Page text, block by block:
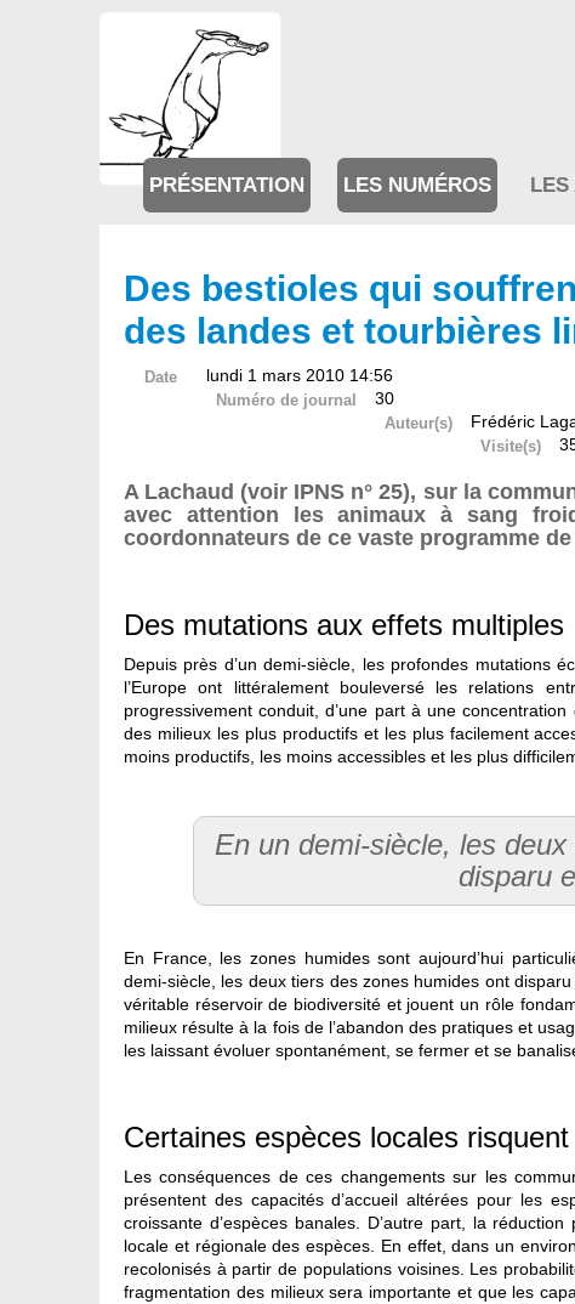
PRÉSENTATION LES NUMÉROS
Des bestioles qui
des landes et tourbières
Date lundi 1 mars 2010 14:56
Numéro de journal 30
Auteur(s) Frédéric
Visite(s)
A Lachaud (voir IPNS n° 25), sur la
avec attention les animaux à sang
coordonnateurs de ce vaste programme
Des mutations aux effets multiples
Depuis près d’un demi-siècle, les profondes mutations
l’Europe ont littéralement bouleversé les relations
progressivement conduit, d’une part à une
des milieux les plus productifs et les plus facilement
moins productifs, les moins accessibles et les plus
En un demi-siècle, les
disparu
En France, les zones humides sont aujourd’hui
demi-siècle, les deux tiers des zones humides ont
véritable réservoir de biodiversité et jouent un rôle
milieux résulte à la fois de l’abandon des pratiques et
les laissant évoluer spontanément, se fermer et se
Certaines espèces locales
Les conséquences de ces changements sur les
présentent des capacités d’accueil altérées pour les
croissante d’espèces banales. D’autre part, la
locale et régionale des espèces. En effet, dans un
recolonisés à partir de populations voisines. Les
fragmentation des milieux sera importante et que les